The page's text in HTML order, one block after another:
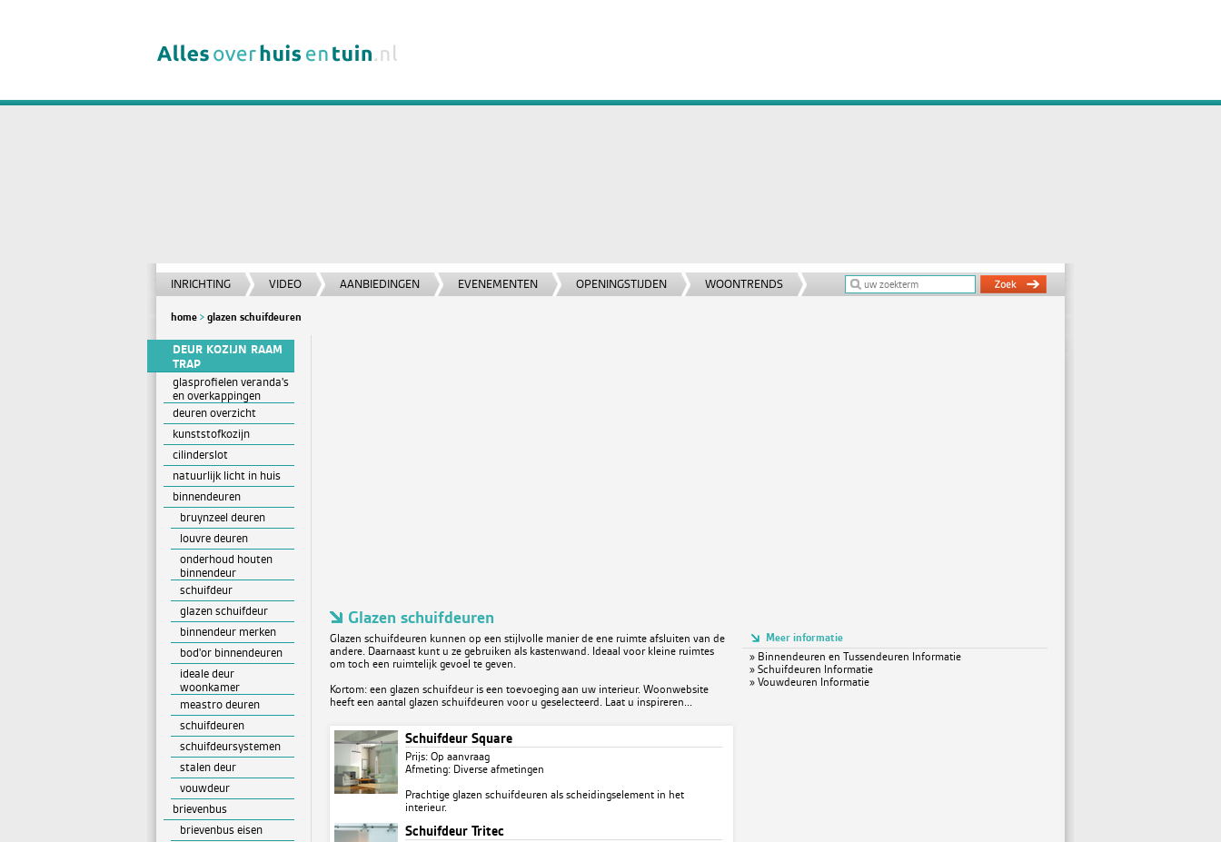
INRICHTING VIDEO AANBIEDINGEN EVENEMENTEN OPENINGSTIJDEN WOONTRENDS
home glazen schuifdeuren
Glazen schuifdeuren
Glazen schuifdeuren kunnen op een stijlvolle manier de ene ruimte afsluiten van de
andere. Daarnaast kunt u ze gebruiken als kastenwand. Ideaal voor kleine ruimtes
om toch een ruimtelijk gevoel te geven.
Kortom: een glazen schuifdeur is een toevoeging aan uw interieur. Woonwebsite
heeft een aantal glazen schuifdeuren voor u geselecteerd. Laat u inspireren...
Schuifdeur Square
Prijs: Op aanvraag
Afmeting: Diverse afmetingen
Prachtige glazen schuifdeuren als scheidingselement in het
interieur.
Schuifdeur Tritec
Meer informatie
» Binnendeuren en Tussendeuren Informatie
» Schuifdeuren Informatie
» Vouwdeuren Informatie
DEUR KOZIJN RAAM
TRAP
glasprofielen veranda's
en overkappingen
deuren overzicht
kunststofkozijn
cilinderslot
natuurlijk licht in huis
binnendeuren
bruynzeel deuren
louvre deuren
onderhoud houten
binnendeur
schuifdeur
glazen schuifdeur
binnendeur merken
bod'or binnendeuren
ideale deur
woonkamer
meastro deuren
schuifdeuren
schuifdeursystemen
stalen deur
vouwdeur
brievenbus
brievenbus eisen